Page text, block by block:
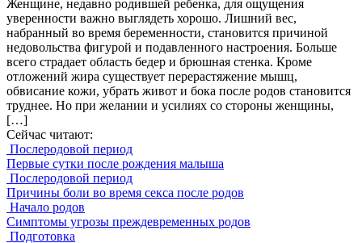
Женщине, недавно родившей ребенка, для ощущения
уверенности важно выглядеть хорошо. Лишний вес,
набранный во время беременности, становится причиной
недовольства фигурой и подавленного настроения. Больше
всего страдает область бедер и брюшная стенка. Кроме
отложений жира существует перерастяжение мышц,
обвисание кожи, убрать живот и бока после родов становится
труднее. Но при желании и усилиях со стороны женщины,
[…]
Сейчас читают:
Послеродовой период
Первые сутки после рождения малыша
Послеродовой период
Причины боли во время секса после родов
Начало родов
Симптомы угрозы преждевременных родов
Подготовка